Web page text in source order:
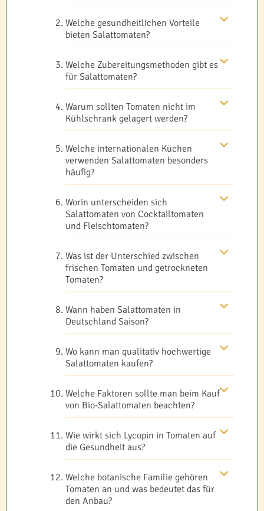
Welche gesundheitlichen Vorteile
bieten Salattomaten?
Welche Zubereitungsmethoden gibt es
für Salattomaten?
Warum sollten Tomaten nicht im
Kühlschrank gelagert werden?
Welche internationalen Küchen
verwenden Salattomaten besonders
häufig?
Worin unterscheiden sich
Salattomaten von Cocktailtomaten
und Fleischtomaten?
Was ist der Unterschied zwischen
frischen Tomaten und getrockneten
Tomaten?
Wann haben Salattomaten in
Deutschland Saison?
Wo kann man qualitativ hochwertige
Salattomaten kaufen?
Welche Faktoren sollte man beim Kauf
von Bio-Salattomaten beachten?
Wie wirkt sich Lycopin in Tomaten auf
die Gesundheit aus?
Welche botanische Familie gehören
Tomaten an und was bedeutet das für
den Anbau?